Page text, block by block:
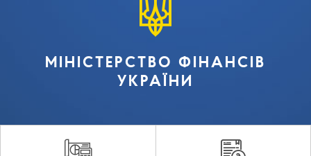
МІНІСТЕРСТВО ФІНАНСІВ
УКРАЇНИ